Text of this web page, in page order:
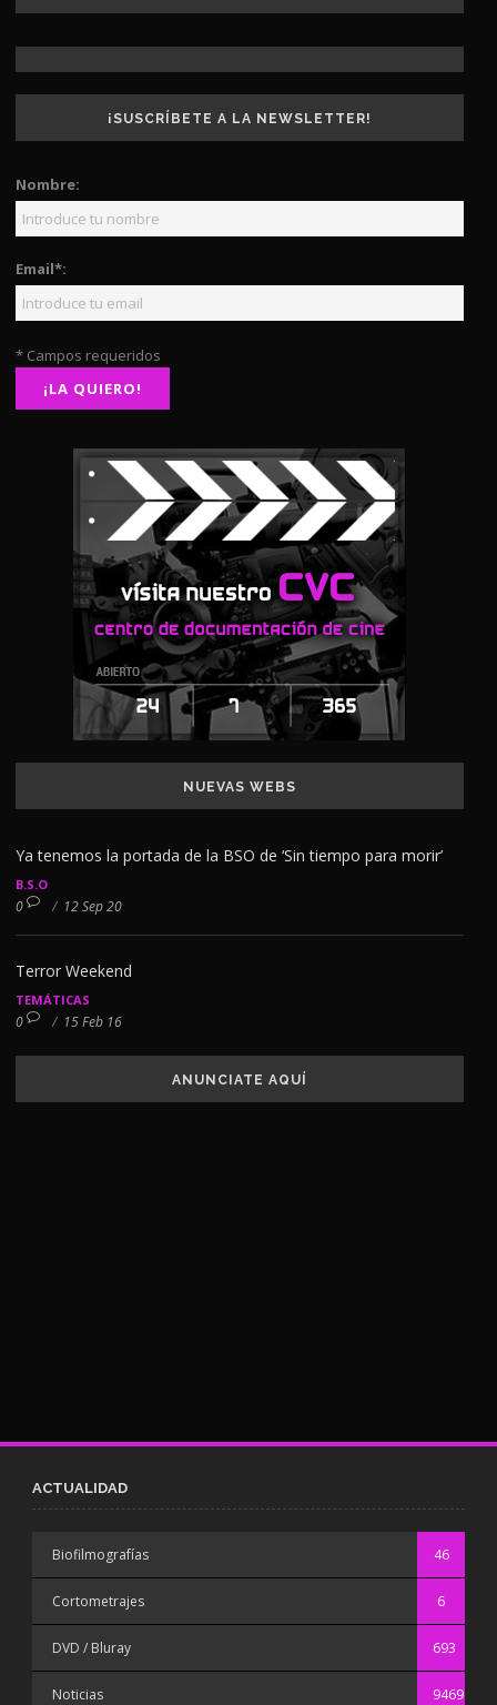
¡SUSCRÍBETE A LA NEWSLETTER!
Nombre:
Email*:
* Campos requeridos
NUEVAS WEBS
Ya tenemos la portada de la BSO de ‘Sin tiempo para morir’
B.S.O
0 / 12 Sep 20
Terror Weekend
TEMÁTICAS
0 / 15 Feb 16
ANUNCIATE AQUÍ
ACTUALIDAD
Biofilmografías 46
Cortometrajes 6
DVD / Bluray 693
Noticias 9469